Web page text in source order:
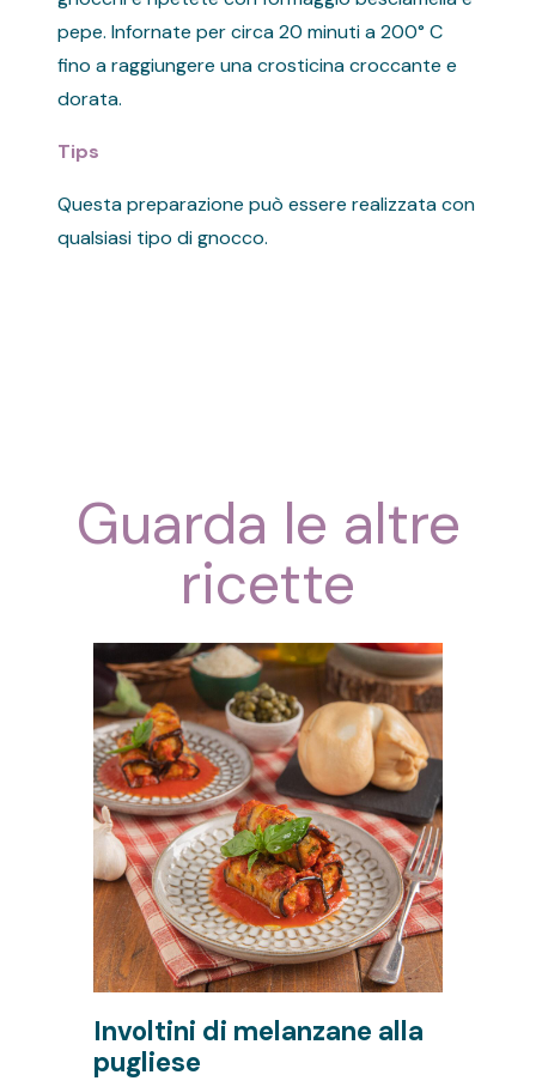
pepe. Infornate per circa 20 minuti a 200° C
fino a raggiungere una crosticina croccante e
dorata.
Tips
Questa preparazione può essere realizzata con
qualsiasi tipo di gnocco.
Guarda le altre
ricette
Involtini di melanzane alla
pugliese